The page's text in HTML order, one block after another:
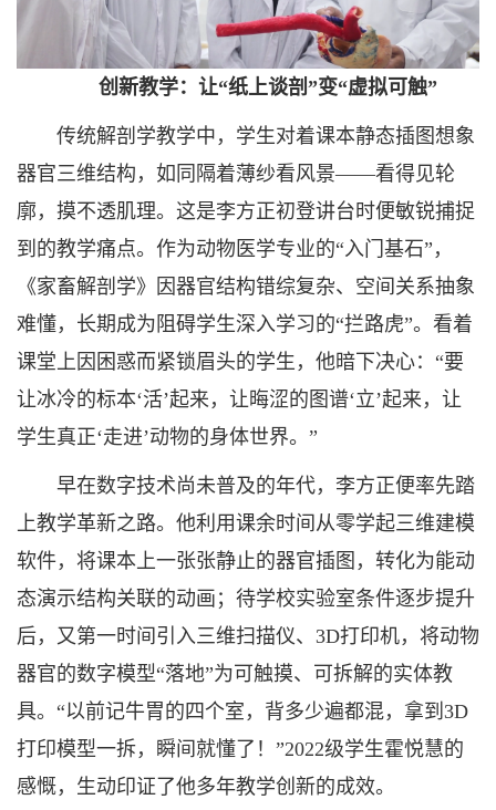
创新教学：让“纸上谈剖”变“虚拟可触”
传统解剖学教学中，学生对着课本静态插图想象
器官三维结构，如同隔着薄纱看风景——看得见轮
廓，摸不透肌理。这是李方正初登讲台时便敏锐捕捉
到的教学痛点。作为动物医学专业的“入门基石”，
《家畜解剖学》因器官结构错综复杂、空间关系抽象
难懂，长期成为阻碍学生深入学习的“拦路虎”。看着
课堂上因困惑而紧锁眉头的学生，他暗下决心：“要
让冰冷的标本‘活’起来，让晦涩的图谱‘立’起来，让
学生真正‘走进’动物的身体世界。”
早在数字技术尚未普及的年代，李方正便率先踏
上教学革新之路。他利用课余时间从零学起三维建模
软件，将课本上一张张静止的器官插图，转化为能动
态演示结构关联的动画；待学校实验室条件逐步提升
后，又第一时间引入三维扫描仪、3D打印机，将动物
器官的数字模型“落地”为可触摸、可拆解的实体教
具。“以前记牛胃的四个室，背多少遍都混，拿到3D
打印模型一拆，瞬间就懂了！”2022级学生霍悦慧的
感慨，生动印证了他多年教学创新的成效。